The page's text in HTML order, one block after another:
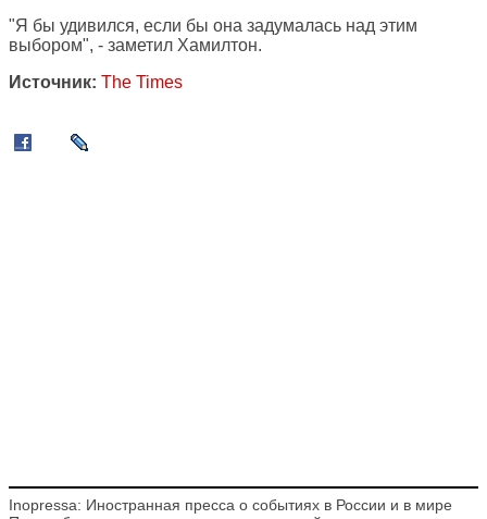
"Я бы удивился, если бы она задумалась над этим
выбором", - заметил Хамилтон.
Источник: The Times
Inopressa: Иностранная пресса о событиях в России и в мире